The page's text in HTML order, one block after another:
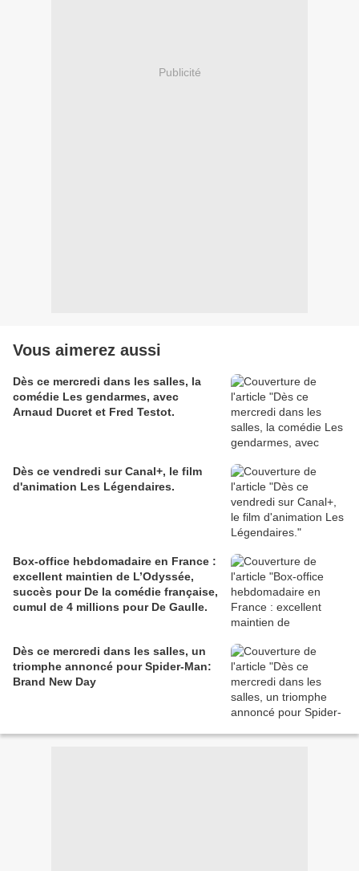
Publicité
Vous aimerez aussi
Dès ce mercredi dans les salles, la
comédie Les gendarmes, avec
Arnaud Ducret et Fred Testot.
Dès ce vendredi sur Canal+, le film
d'animation Les Légendaires.
Box-office hebdomadaire en France :
excellent maintien de L’Odyssée,
succès pour De la comédie française,
cumul de 4 millions pour De Gaulle.
Dès ce mercredi dans les salles, un
triomphe annoncé pour Spider-Man:
Brand New Day